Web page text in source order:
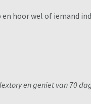
hoor wel of iemand
en geniet van 70